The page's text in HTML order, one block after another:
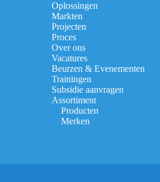
Oplossingen
Markten
Projecten
Proces
Over ons
Vacatures
Beurzen & Evenementen
Trainingen
Subsidie aanvragen
Assortiment
Producten
Merken